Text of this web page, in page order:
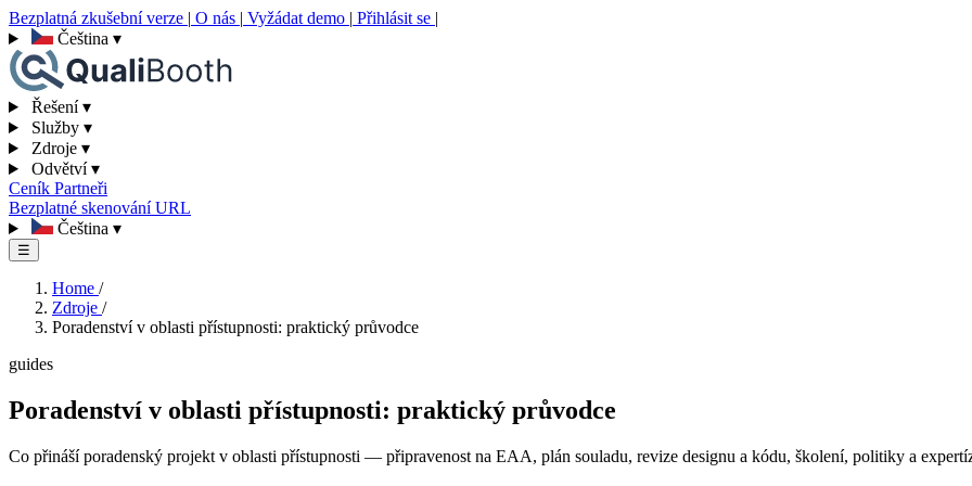
Bezplatná zkušební verze | O nás | Vyžádat demo | Přihlásit se |
Čeština ▾
Řešení▾
Služby ▾
Zdroje ▾
Odvětví▾
Ceník Partneři
Bezplatné skenování URL
Čeština ▾
☰
Home /
Zdroje /
Poradenství v oblasti přístupnosti: praktický průvodce
guides
Poradenství v oblasti přístupnosti: praktický průvodce
Co přináší poradenský projekt v oblasti přístupnosti — připravenost na EAA, plán souladu, revize designu a kódu, školení, politiky a